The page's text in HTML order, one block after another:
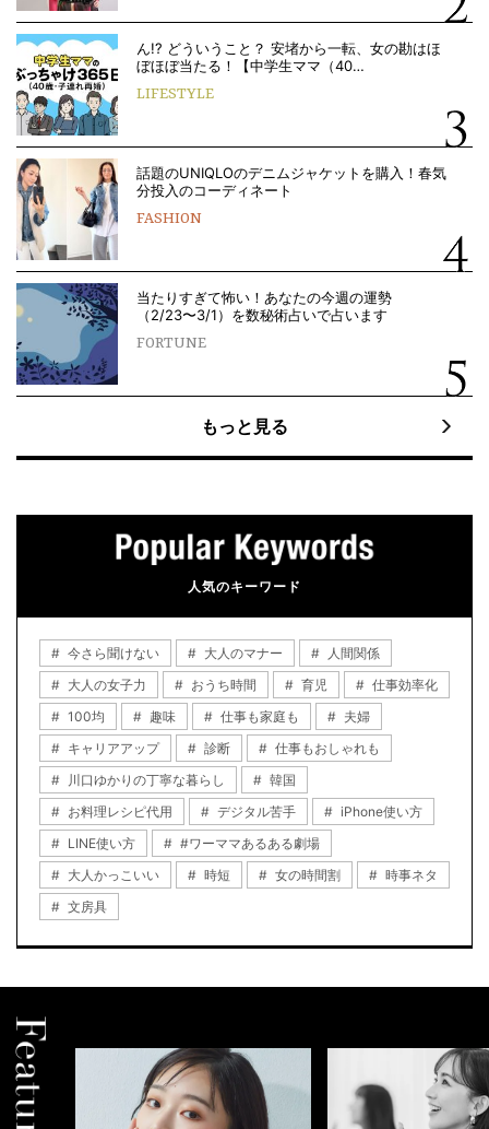
ん!? どういうこと？ 安堵から一転、女の勘はほ
ぼほぼ当たる！【中学生ママ（40…
LIFESTYLE
話題のUNIQLOのデニムジャケットを購入！春気
分投入のコーディネート
FASHION
当たりすぎて怖い！あなたの今週の運勢
（2/23〜3/1）を数秘術占いで占います
FORTUNE
もっと見る
人気のキーワード
今さら聞けない 大人のマナー
人間関係
大人の女子力
おうち時間 育児
仕事効率化
100均
趣味 仕事も家庭も
夫婦
キャリアアップ
診断
仕事もおしゃれも
川口ゆかりの丁寧な暮らし
韓国
お料理レシピ代用
デジタル苦手
iPhone使い方
LINE使い方
#ワーママあるある劇場
大人かっこいい
時短 女の時間割
時事ネタ
文房具